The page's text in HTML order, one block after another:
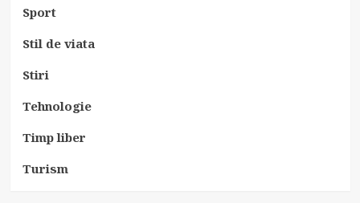
Sport
Stil de viata
Stiri
Tehnologie
Timp liber
Turism